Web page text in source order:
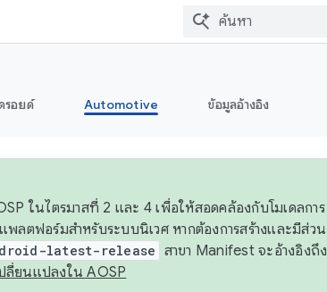
อยด์ Automotive ข้อมูลอ้างอิง
ในไตรมาสที่ 2 และ 4 เพื่อให้สอดคล้องกับโมเดลการ
ตฟอร์มสำหรับระบบนิเวศ หากต้องการสร้างและมีส่วน
latest-release สาขา Manifest จะอ้างอิงถึง
ปลี่ยนแปลงใน AOSP